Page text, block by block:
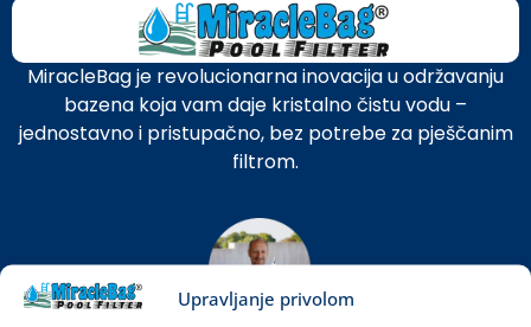
Upravljanje privolom
MiracleBag je revolucionarna inovacija u održavanju
bazena koja vam daje kristalno čistu vodu –
jednostavno i pristupačno, bez potrebe za pješčanim
filtrom.